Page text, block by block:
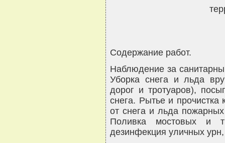
Содержание работ.
Наблюдение за
Уборка снега и льда
дорог и тротуаров),
снега. Рытье и прочистка
от снега и льда
Поливка мостовых и
дезинфекция уличных